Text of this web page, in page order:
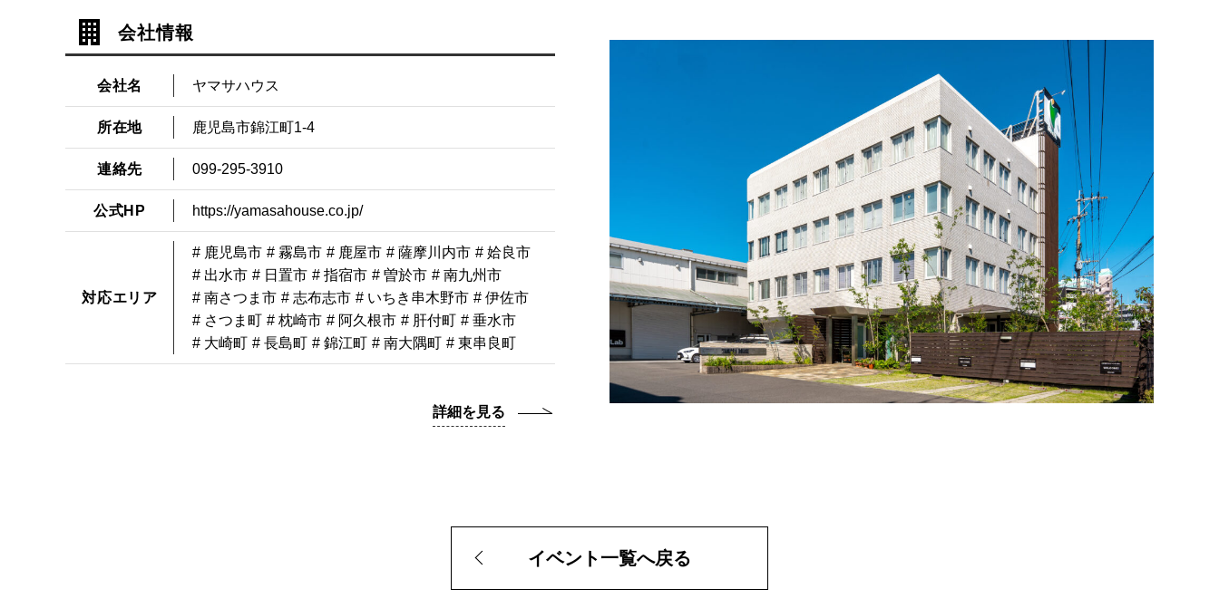
会社情報
会社名 ヤマサハウス
所在地 鹿児島市錦江町1-4
連絡先 099-295-3910
公式HP https://yamasahouse.co.jp/
対応エリア
# 鹿児島市 # 霧島市 # 鹿屋市 # 薩摩川内市 # 姶良市
# 出水市 # 日置市 # 指宿市 # 曽於市 # 南九州市
# 南さつま市 # 志布志市 # いちき串木野市 # 伊佐市
# さつま町 # 枕崎市 # 阿久根市 # 肝付町 # 垂水市
# 大崎町 # 長島町 # 錦江町 # 南大隅町 # 東串良町
詳細を見る
イベント一覧へ戻る